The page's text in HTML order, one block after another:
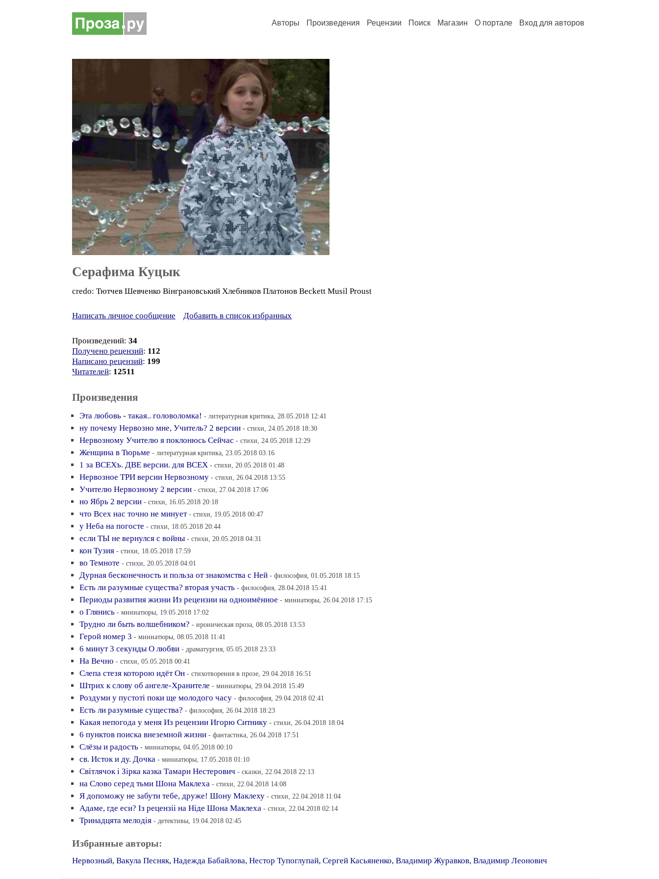
Авторы Произведения Рецензии Поиск Магазин О портале Вход для авторов
Серафима Куцык
credo: Тютчев Шевченко Вінграновський Хлебников Платонов Beckett Musil Proust
Написать личное сообщение Добавить в список избранных
Произведений: 34
Получено рецензий: 112
Написано рецензий: 199
Читателей: 12511
Произведения
Эта любовь - такая.. головоломка! - литературная критика, 28.05.2018 12:41
ну почему Нервозно мне, Учитель? 2 версии - стихи, 24.05.2018 18:30
Нервозному Учителю я поклонюсь Сейчас - стихи, 24.05.2018 12:29
Женщина в Тюрьме - литературная критика, 23.05.2018 03:16
1 за ВСЕХъ. ДВЕ версии. для ВСЕХ - стихи, 20.05.2018 01:48
Нервозное ТРИ версии Нервозному - стихи, 26.04.2018 13:55
Учителю Нервозному 2 версии - стихи, 27.04.2018 17:06
но Ябрь 2 версии - стихи, 16.05.2018 20:18
что Всех нас точно не минует - стихи, 19.05.2018 00:47
у Неба на погосте - стихи, 18.05.2018 20:44
если ТЫ не вернулся с войны - стихи, 20.05.2018 04:31
кон Тузия - стихи, 18.05.2018 17:59
во Темноте - стихи, 20.05.2018 04:01
Дурная бесконечность и польза от знакомства с Ней - философия, 01.05.2018 18:15
Есть ли разумные существа? вторая участь - философия, 28.04.2018 15:41
Периоды развития жизни Из рецензии на одноимённое - миниатюры, 26.04.2018 17:15
о Глянись - миниатюры, 19.05.2018 17:02
Трудно ли быть волшебником? - ироническая проза, 08.05.2018 13:53
Герой номер 3 - миниатюры, 08.05.2018 11:41
6 минут 3 секунды О любви - драматургия, 05.05.2018 23:33
На Вечно - стихи, 05.05.2018 00:41
Слепа стезя которою идёт Он - стихотворения в прозе, 29.04.2018 16:51
Штрих к слову об ангеле-Хранителе - миниатюры, 29.04.2018 15:49
Роздуми у пустотi поки ще молодого часу - философия, 29.04.2018 02:41
Есть ли разумные существа? - философия, 26.04.2018 18:23
Какая непогода у меня Из рецензии Игорю Ситнику - стихи, 26.04.2018 18:04
6 пунктов поиска внеземной жизни - фантастика, 26.04.2018 17:51
Слёзы и радость - миниатюры, 04.05.2018 00:10
св. Исток и ду. Дочка - миниатюры, 17.05.2018 01:10
Свiтлячок i Зiрка казка Тамари Нестерович - сказки, 22.04.2018 22:13
на Слово серед тьми Шона Маклеха - стихи, 22.04.2018 14:08
Я допоможу не забути тебе, друже! Шону Маклеху - стихи, 22.04.2018 11:04
Адаме, где еси? Iз рецензii на Нiде Шона Маклеха - стихи, 22.04.2018 02:14
Тринадцята мелодiя - детективы, 19.04.2018 02:45
Избранные авторы:
Нервозный, Вакула Песняк, Надежда Бабайлова, Нестор Тупоглупай, Сергей Касьяненко, Владимир Журавков, Владимир Леонович